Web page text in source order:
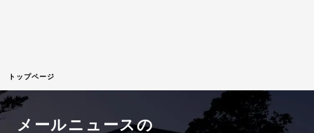
トップページ
メールニュースの